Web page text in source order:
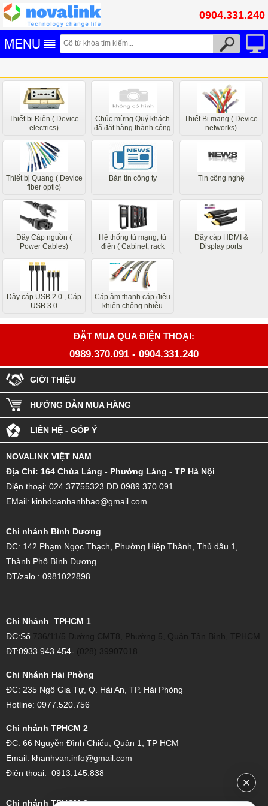
0904.331.240
Thiết bị Điện ( Device
electrics)
Chúc mừng Quý khách
đã đặt hàng thành công
của chúng tôi sẽ liên hệ
sớm nhất
Thiết Bị mạng ( Device
networks)
Thiết bị Quang ( Device
fiber optic)
Bản tin công ty Tin công nghệ
Dây Cáp nguồn (
Power Cables)
Hệ thống tủ mạng, tủ
điện ( Cabinet, rack
Dây cáp HDMI &
Display ports
Dây cáp USB 2.0 , Cáp
USB 3.0
Cáp âm thanh cáp điều
khiển chống nhiễu
ĐẶT MUA QUA ĐIỆN THOẠI:
0989.370.091 - 0904.331.240
GIỚI THIỆU
HƯỚNG DẪN MUA HÀNG
LIÊN HỆ - GÓP Ý
NOVALINK VIỆT NAM
Địa Chỉ: 164 Chùa Láng - Phường Láng - TP Hà Nội
Điện thoại: 024.37755323 DĐ 0989.370.091
EMail: kinhdoanhanhhao@gmail.com
Chi nhánh Bình Dương
ĐC: 142 Phạm Ngọc Thạch, Phường Hiệp Thành, Thủ dầu 1,
Thành Phố Bình Dương
ĐT/zalo : 0981022898
Chi Nhánh TPHCM 1
ĐC:Số 736/11/5 Đường CMT8, Phường 5, Quận Tân Bình, TPHCM
ĐT:0933.943.454- (028) 39907018
Chi Nhánh Hải Phòng
ĐC: 235 Ngô Gia Tự, Q. Hải An, TP. Hải Phòng
Hotline: 0977.520.756
Chi nhánh TPHCM 2
ĐC: 66 Nguyễn Đình Chiểu, Quận 1, TP HCM
Email: khanhvan.info@gmail.com
Điện thoại: 0913.145.838
Chi nhánh TPHCM 3